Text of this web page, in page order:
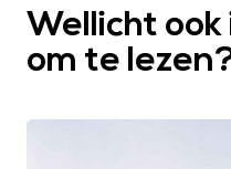
Wellicht
om te